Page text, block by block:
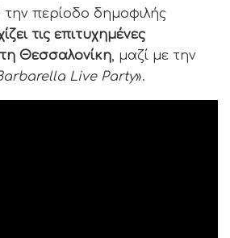
περίοδο δημοφιλής
τις επιτυχημένες
Θεσσαλονίκη, μαζί με την
Live Party».